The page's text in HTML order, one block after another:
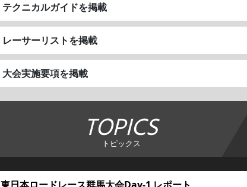
テクニカルガイドを掲載
レーサーリストを掲載
大会実施要項を掲載
TOPICS
トピックス